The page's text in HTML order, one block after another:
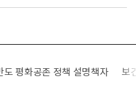
도 평화공존 정책 설명책자 보